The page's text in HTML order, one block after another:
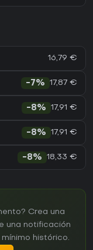
16,79 €
-7% 17,87 €
-8% 17,91 €
-8% 17,91 €
-8% 18,33 €
Crea una
una notificación
histórico.